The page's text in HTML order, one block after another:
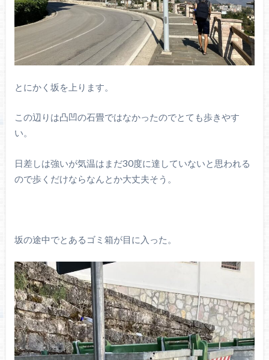
とにかく坂を上ります。
この辺りは凸凹の石畳ではなかったのでとても歩きやす
い。
日差しは強いが気温はまだ30度に達していないと思われる
ので歩くだけならなんとか大丈夫そう。
坂の途中でとあるゴミ箱が目に入った。